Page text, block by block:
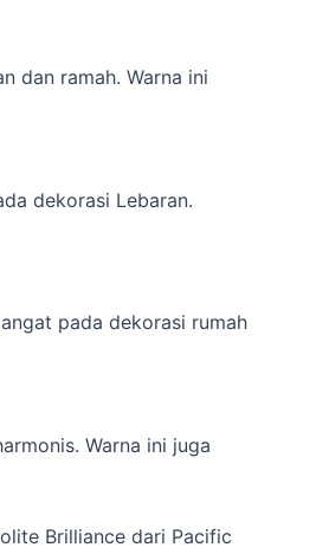
dan ramah. Warna ini
dekorasi Lebaran.
pada dekorasi rumah
Warna ini juga
Brilliance dari Pacific